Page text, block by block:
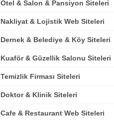
Otel & Salon & Pansiyon Siteleri
Nakliyat & Lojistik Web Siteleri
Dernek & Belediye & Köy Siteleri
Kuaför & Güzellik Salonu Siteleri
Temizlik Firması Siteleri
Doktor & Klinik Siteleri
Cafe & Restaurant Web Siteleri